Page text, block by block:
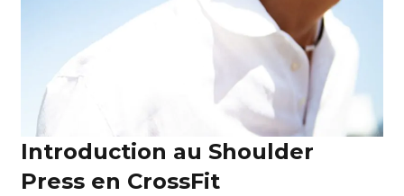
Introduction au Shoulder
Press en CrossFit